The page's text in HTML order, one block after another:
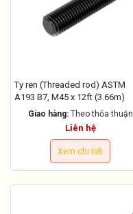
Ty ren (Threaded rod) ASTM
A193 B7, M45 x 12ft (3.66m)
Giao hàng: Theo thỏa thuận
Liên hệ
Xem chi tiết